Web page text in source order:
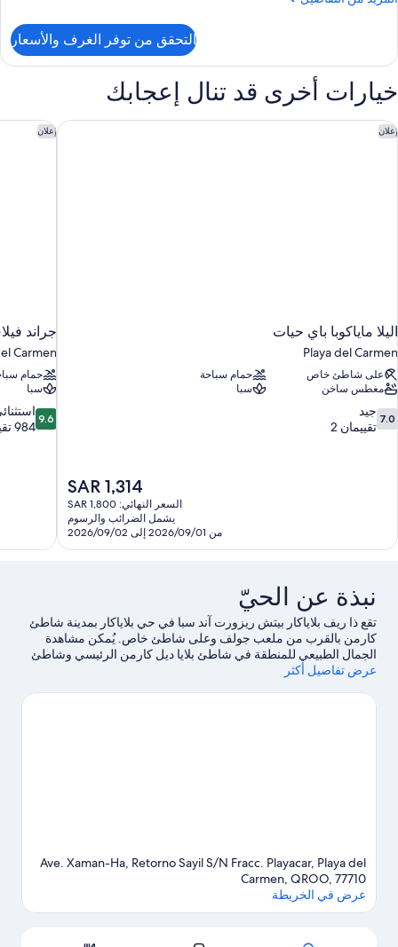
غرفة
بريميم
-
سريران
مزدوجان
التحقق من توفر الغرف والأسعار
خيارات أخرى قد تنال إعجابك
إعلان
اليلا ماياكوبا باي حيات
Playa del Carmen
على شاطئ خاص
حمام سباحة
مغطس ساخن
سبا
7.0
من
7.0 جيد
تقييمان 2
السعر
الحالي
هو
SAR
1,314
SAR 1,314
السعر النهائي: SAR 1,800
يشمل الضرائب والرسوم
من 2026/09/01 إلى 2026/09/02
اليلا ماياكوبا باي حيات إعلان
جراند
Carmen
حمام
سبا
9.6
من
9.6
984 تقييمًا
جراند
نبذة عن الحيّ
تقع ذا ريف بلاياكار بيتش ريزورت آند سبا في حي بلاياكار بمدينة شاطئ
كارمن بالقرب من ملعب جولف وعلى شاطئ خاص. يُمكن مشاهدة
الجمال الطبيعي للمنطقة في شاطئ بلايا ديل كارمن الرئيسي وشاطئ
بلاياكار، كما أن مدينة ملاهي إكسبلور وحديقة الألعاب إسكاريت إيكو من
السفر؟ لا تفوت زيارة قفص كسامانا ها الكبير للطيور، أو استمتع بحدث أو
عرض تفاصيل أكثر
Ave. Xaman-Ha, Retorno Sayil S/N Fracc. Playacar, Playa del
Carmen, QROO, 77710
عرض في الخريطة